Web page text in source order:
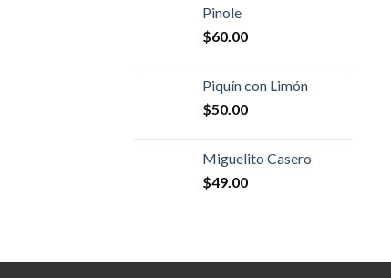
Pinole
$60.00
Piquín con Limón
$50.00
Miguelito Casero
$49.00